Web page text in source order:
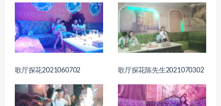
歌厅探花2021060702 歌厅探花陈先生2021070302